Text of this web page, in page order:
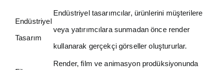
Endüstriyel
Tasarım
Endüstriyel tasarımcılar, ürünlerini müşterilere
veya yatırımcılara sunmadan önce render
kullanarak gerçekçi görseller oluştururlar.
Render, film ve animasyon prodüksiyonunda